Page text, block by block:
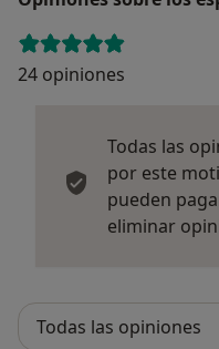
24 opiniones
Todas las
por este
pueden
eliminar